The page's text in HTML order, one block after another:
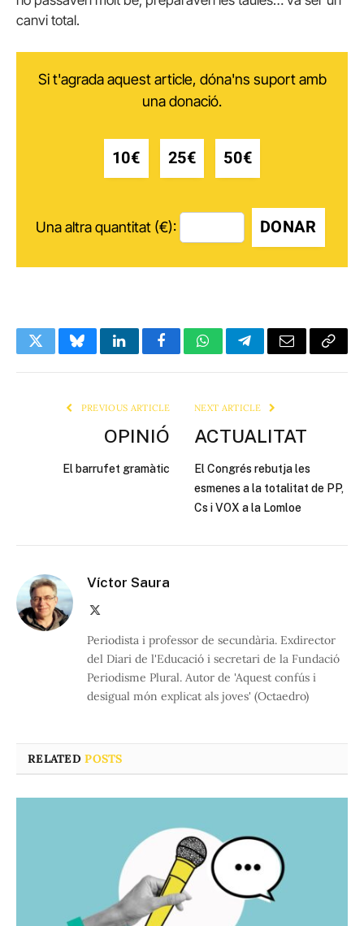
canvi total.
Si t'agrada aquest article, dóna'ns suport amb
una donació.
10€ 25€ 50€
Una altra quantitat (€): DONAR
TwitterBlueskyLinkedInFacebookWhatsAppTelegramEmail Copy
PREVIOUS ARTICLE
OPINIÓ
El barrufet gramàtic
NEXT ARTICLE
ACTUALITAT
El Congrés rebutja les
esmenes a la totalitat de PP,
Cs i VOX a la Lomloe
Víctor Saura
Periodista i professor de secundària. Exdirector
del Diari de l'Educació i secretari de la Fundació
Periodisme Plural. Autor de 'Aquest confús i
desigual món explicat als joves' (Octaedro)
RELATEDPOSTS